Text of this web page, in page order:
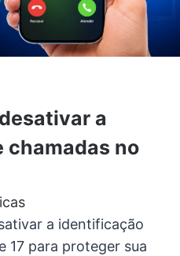
a
no
a identificação
17 para proteger sua